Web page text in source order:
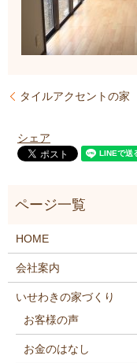
タイルアクセントの家
シェア
HOME
会社案内
いせわきの家づくり
お客様の声
お金のはなし